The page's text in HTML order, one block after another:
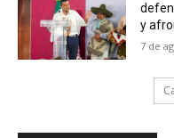
y
7 de